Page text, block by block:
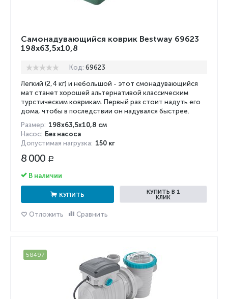
Самонадувающийся коврик Bestway 69623
198x63,5x10,8
Код: 69623
Легкий (2,4 кг) и небольшой - этот смонадувающийся
мат станет хорошей альтернативой классическим
турстическим коврикам. Первый раз стоит надуть его
дома, чтобы в последствии он надувался быстрее.
Размер: 198x63,5x10,8 см
Насос: Без насоса
Допустимая нагрузка: 150 кг
8 000 Р
В наличии
КУПИТЬ
КУПИТЬ В 1
КЛИК
Отложить Сравнить
58497